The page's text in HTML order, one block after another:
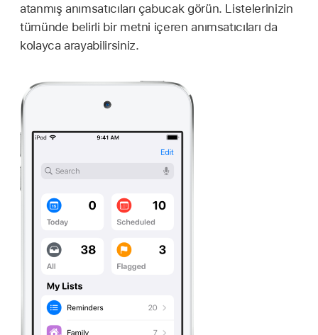
atanmış anımsatıcıları çabucak görün. Listelerinizin
tümünde belirli bir metni içeren anımsatıcıları da
kolayca arayabilirsiniz.